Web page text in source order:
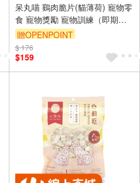
呆丸喵 鷄肉脆片(貓薄荷) 寵物零
食 寵物獎勵 寵物訓練（即期品
促銷中，請關注）
贈OPENPOINT
$ 176
$159